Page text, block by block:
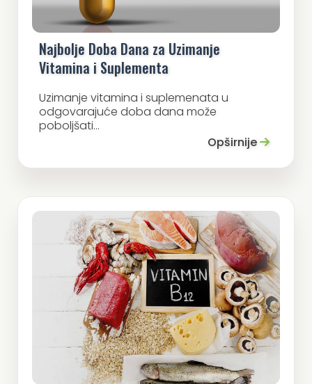
Najbolje Doba Dana za Uzimanje
Vitamina i Suplementa
Uzimanje vitamina i suplemenata u
odgovarajuće doba dana može
poboljšati...
Opširnije